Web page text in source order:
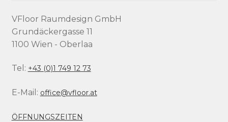
VFloor Raumdesign GmbH
Grundäckergasse 11
1100 Wien - Oberlaa
Tel: +43 (0)1 749 12 73
E-Mail: office@vfloor.at
ÖFFNUNGSZEITEN